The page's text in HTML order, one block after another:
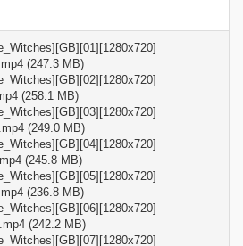
(247.3 MB)
(258.1 MB)
(249.0 MB)
(245.8 MB)
(236.8 MB)
(242.2 MB)